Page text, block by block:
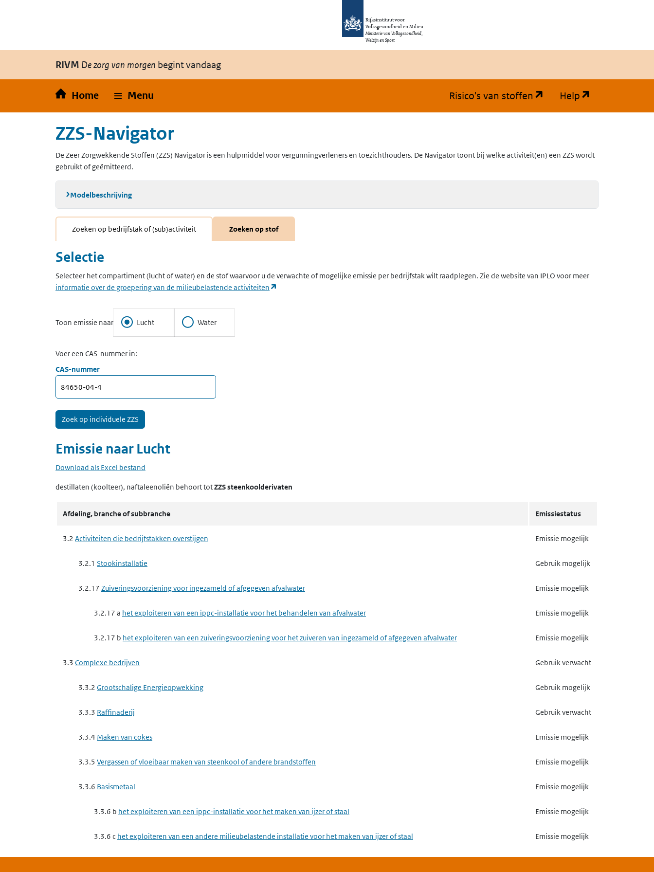
Rijksinstituut voor
Volksgezondheid en Milieu
Ministerie van Volksgezondheid,
Welzijn en Sport
RIVM De zorg van morgen begint vandaag
Home Menu Risico's van stoffen (opent in een nieuw
Help
ZZS-Navigator
De Zeer Zorgwekkende Stoffen (ZZS) Navigator is een hulpmiddel voor vergunningverleners en toezichthouders. De Navigator toont bij welke activiteit(en) een ZZS wordt
gebruikt of geëmitteerd.
Modelbeschrijving
Zoeken op bedrijfstak of (sub)activiteit Zoeken op stof
Selectie
Selecteer het compartiment (lucht of water) en de stof waarvoor u de verwachte of mogelijke emissie per bedrijfstak wilt raadplegen. Zie de website van IPLO voor meer
informatie over de groepering van de milieubelastende activiteiten
Toon emissie naar Lucht Water
Voer een CAS-nummer in:
CAS-nummer
Emissie naar Lucht
Download als Excel bestand
destillaten (koolteer), naftaleenoliën behoort totZZS steenkoolderivaten
Afdeling, branche of subbranche Emissiestatus
3.2 Activiteiten die bedrijfstakken overstijgen Emissie mogelijk
3.2.1 Stookinstallatie Gebruik mogelijk
3.2.17 Zuiveringsvoorziening voor ingezameld of afgegeven afvalwater Emissie mogelijk
3.2.17 a het exploiteren van een ippc-installatie voor het behandelen van afvalwater Emissie mogelijk
3.2.17 b het exploiteren van een zuiveringsvoorziening voor het zuiveren van ingezameld of afgegeven afvalwater Emissie mogelijk
3.3 Complexe bedrijven Gebruik verwacht
3.3.2 Grootschalige Energieopwekking Gebruik mogelijk
3.3.3 Raffinaderij Gebruik verwacht
3.3.4 Maken van cokes Emissie mogelijk
3.3.5 Vergassen of vloeibaar maken van steenkool of andere brandstoffen Emissie mogelijk
3.3.6 Basismetaal Emissie mogelijk
3.3.6 b het exploiteren van een ippc-installatie voor het maken van ijzer of staal Emissie mogelijk
3.3.6 c het exploiteren van een andere milieubelastende installatie voor het maken van ijzer of staal Emissie mogelijk